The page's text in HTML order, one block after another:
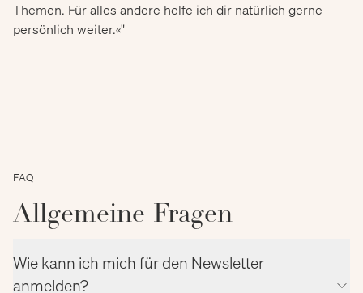
Themen. Für alles andere helfe ich dir natürlich gerne
persönlich weiter.«"
FAQ
Allgemeine Fragen
Wie kann ich mich für den Newsletter
anmelden?